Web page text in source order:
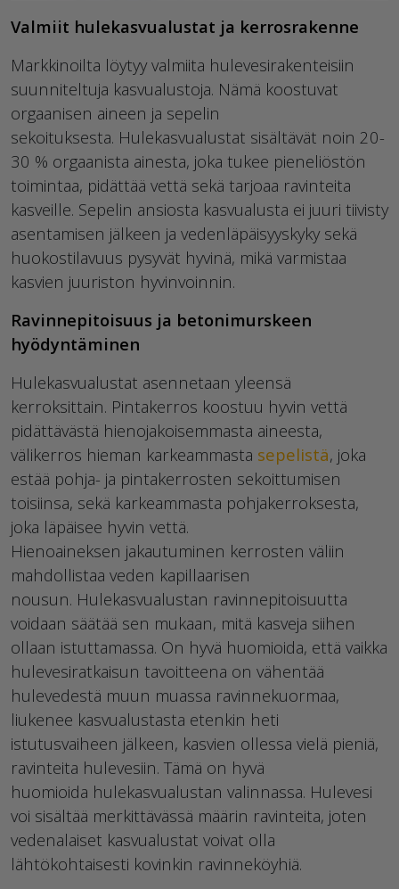
Valmiit hulekasvualustat ja kerrosrakenne
Markkinoilta löytyy valmiita hulevesirakenteisiin
suunniteltuja kasvualustoja. Nämä koostuvat
orgaanisen aineen ja sepelin
sekoituksesta. Hulekasvualustat sisältävät noin 20-
30 % orgaanista ainesta, joka tukee pieneliöstön
toimintaa, pidättää vettä sekä tarjoaa ravinteita
kasveille. Sepelin ansiosta kasvualusta ei juuri tiivisty
asentamisen jälkeen ja vedenläpäisyyskykysekä
huokostilavuus pysyvät hyvinä, mikä varmistaa
kasvien juuriston hyvinvoinnin.
Ravinnepitoisuus ja betonimurskeen
hyödyntäminen
Hulekasvualustat asennetaan yleensä
kerroksittain. Pintakerros koostuu hyvin vettä
pidättävästä hienojakoisemmasta aineesta,
välikerros hieman karkeammasta sepelistä, joka
estää pohja- ja pintakerrosten sekoittumisen
toisiinsa, sekä karkeammasta pohjakerroksesta,
joka läpäisee hyvin vettä.
Hienoaineksen jakautuminen kerrosten väliin
mahdollistaa veden kapillaarisen
nousun. Hulekasvualustan ravinnepitoisuutta
voidaan säätää sen mukaan, mitä kasveja siihen
ollaan istuttamassa. On hyvä huomioida, että vaikka
hulevesiratkaisun tavoitteena on vähentää
hulevedestä muun muassa ravinnekuormaa,
liukenee kasvualustasta etenkin heti
istutusvaiheen jälkeen, kasvien ollessa vielä pieniä,
ravinteita hulevesiin. Tämä on hyvä
huomioida hulekasvualustan valinnassa. Hulevesi
voi sisältää merkittävässä määrin ravinteita, joten
vedenalaiset kasvualustat voivat olla
lähtökohtaisesti kovinkin ravinneköyhiä.